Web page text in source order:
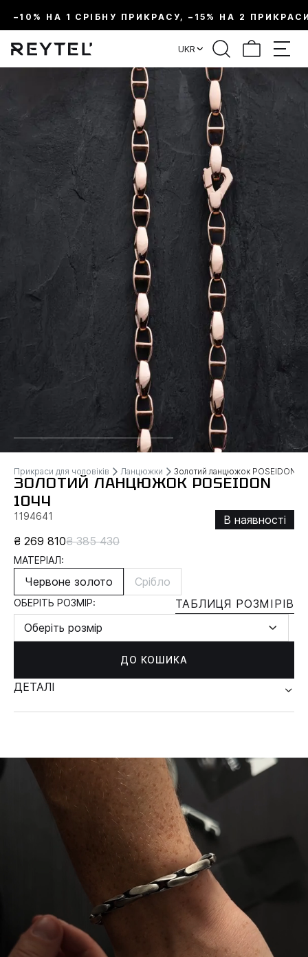
–10% НА 1 СРІБНУ ПРИКРАСУ, –15% НА 2
UKR
Прикраси для чоловіків Ланцюжки Золотий ланцюжок POSEIDON
ЗОЛОТИЙ ЛАНЦЮЖОК POSEIDON
1044
1194641
В наявності
₴ 269 810₴ 385 430
МАТЕРІАЛ:
Червоне золото Срібло
ОБЕРІТЬ РОЗМІР:
ТАБЛИЦЯ РОЗМІРІВ
Оберіть розмір
ДО КОШИКА
ДЕТАЛІ